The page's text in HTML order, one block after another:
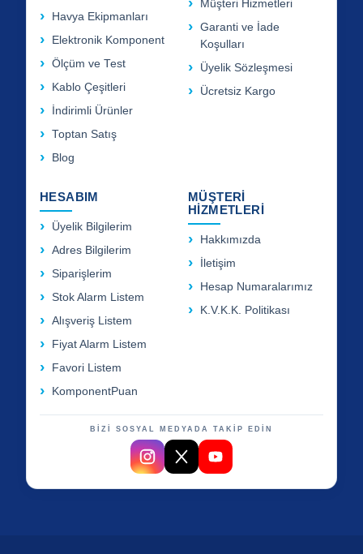
Havya Ekipmanları
Elektronik Komponent
Ölçüm ve Test
Kablo Çeşitleri
İndirimli Ürünler
Toptan Satış
Blog
Müşteri Hizmetleri
Garanti ve İade
Koşulları
Üyelik Sözleşmesi
Ücretsiz Kargo
HESABIM
Üyelik Bilgilerim
Adres Bilgilerim
Siparişlerim
Stok Alarm Listem
Alışveriş Listem
Fiyat Alarm Listem
Favori Listem
KomponentPuan
MÜŞTERİ
HİZMETLERİ
Hakkımızda
İletişim
Hesap Numaralarımız
K.V.K.K. Politikası
BİZİ SOSYAL MEDYADA TAKİP EDİN